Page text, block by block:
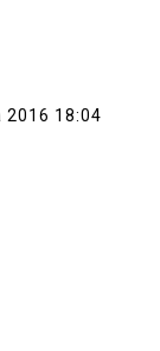
2016 18:04